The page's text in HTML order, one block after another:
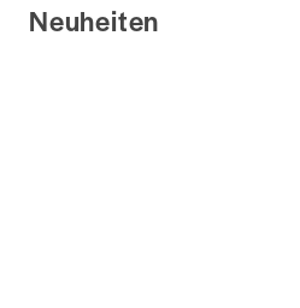
Neuheiten